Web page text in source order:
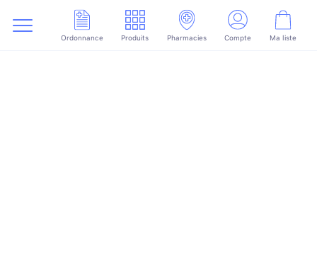
Ordonnance Produits Pharmacies Compte Ma liste